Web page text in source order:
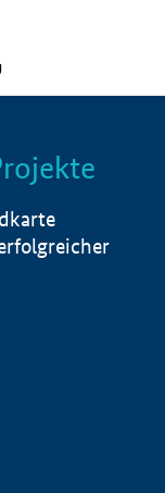
Info